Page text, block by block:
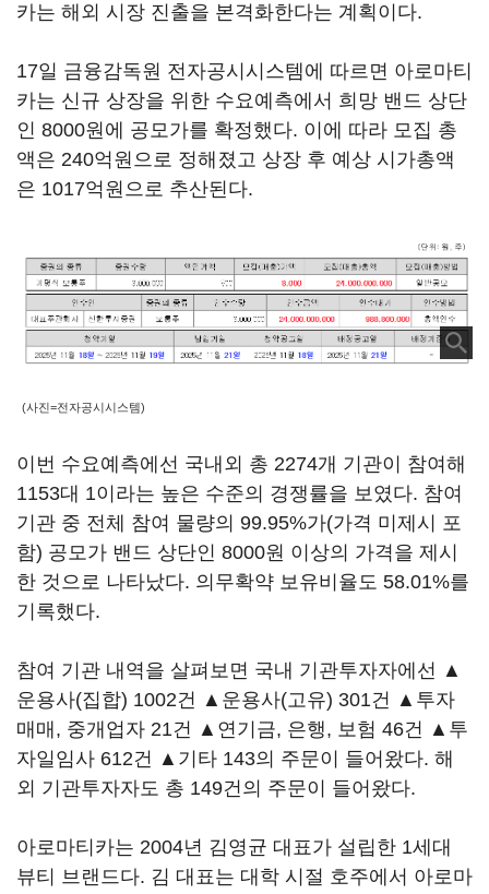
카는 해외 시장 진출을 본격화한다는 계획이다.
17일 금융감독원 전자공시시스템에 따르면 아로마티
카는 신규 상장을 위한 수요예측에서 희망 밴드 상단
인 8000원에 공모가를 확정했다. 이에 따라 모집 총
액은 240억원으로 정해졌고 상장 후 예상 시가총액
은 1017억원으로 추산된다.
(사진=전자공시시스템)
이번 수요예측에선 국내외 총 2274개 기관이 참여해
1153대 1이라는 높은 수준의 경쟁률을 보였다. 참여
기관 중 전체 참여 물량의 99.95%가(가격 미제시 포
함) 공모가 밴드 상단인 8000원 이상의 가격을 제시
한 것으로 나타났다. 의무확약 보유비율도 58.01%를
기록했다.
참여 기관 내역을 살펴보면 국내 기관투자자에선 ▲
운용사(집합) 1002건 ▲운용사(고유) 301건 ▲투자
매매, 중개업자 21건 ▲연기금, 은행, 보험 46건 ▲투
자일임사 612건 ▲기타 143의 주문이 들어왔다. 해
외 기관투자자도 총 149건의 주문이 들어왔다.
아로마티카는 2004년 김영균 대표가 설립한 1세대
뷰티 브랜드다. 김 대표는 대학 시절 호주에서 아로마